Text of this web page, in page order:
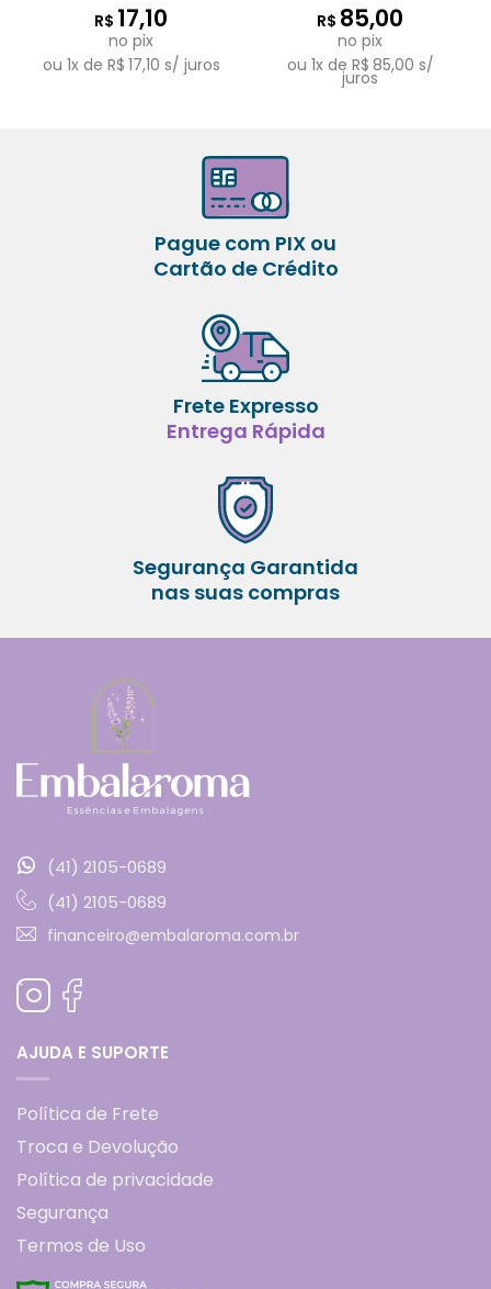
R$ 17,10
no pix
ou 1x de R$ 17,10 s/ juros
R$ 85,00
no pix
ou 1x de R$ 85,00 s/
juros
Pague com PIX ou
Cartão de Crédito
Frete Expresso
Entrega Rápida
Segurança Garantida
nas suas compras
(41) 2105-0689
(41) 2105-0689
financeiro@embalaroma.com.br
AJUDA E SUPORTE
Política de Frete
Troca e Devolução
Política de privacidade
Segurança
Termos de Uso